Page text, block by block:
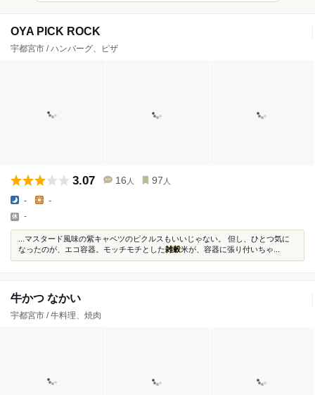
OYA PICK ROCK
宇都宮市 / ハンバーグ、ピザ
3.07 16 人 97 人
- -
-
...マスタード風味の紫キャベツのピクルスもいいじゃない。 但し、ひとつ気に
なったのが、エコ容器。モッチモチとした雑穀米が、容器に張り付いちゃ...
牛かつ なかい
宇都宮市 / 牛料理、焼肉